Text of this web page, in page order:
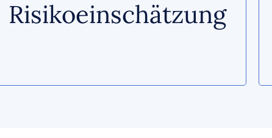
Risikoeinschätzung